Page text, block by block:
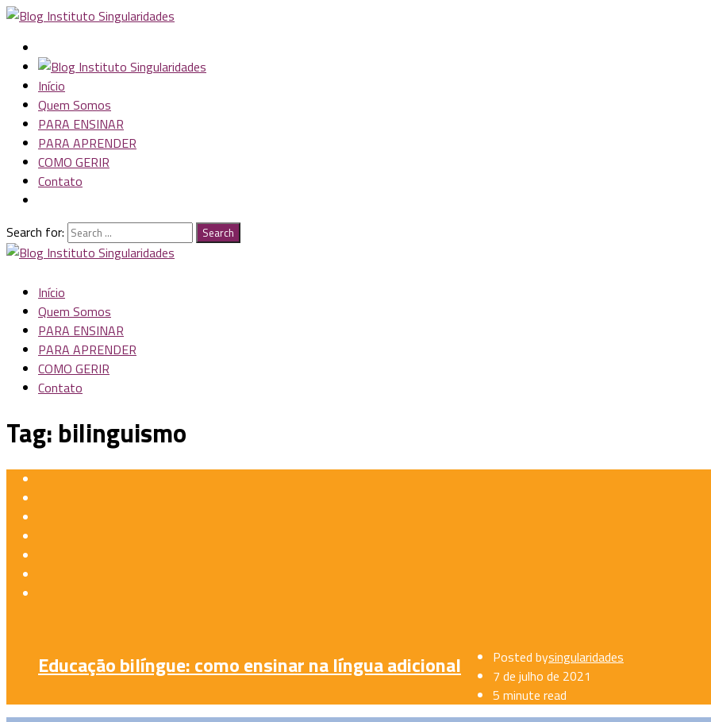
Início
Quem Somos
PARA ENSINAR
PARA APRENDER
COMO GERIR
Contato
Search for: Search
Início
Quem Somos
PARA ENSINAR
PARA APRENDER
COMO GERIR
Contato
Tag: bilinguismo
Educação bilíngue: como ensinar na língua adicional Posted bysingularidades
7 de julho de 2021
5 minute read